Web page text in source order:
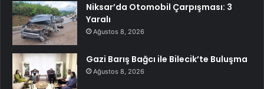
Niksar’da Otomobil Çarpışması: 3
Yaralı
Ağustos 8, 2026
Gazi Barış Bağcı ile Bilecik’te Buluşma
Ağustos 8, 2026